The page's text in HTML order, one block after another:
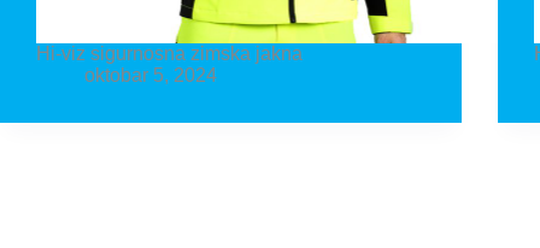
Hi-viz sigurnosna zimska jakna
oktobar 5, 2024